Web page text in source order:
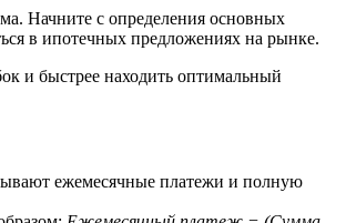
Начните с определения основных
в ипотечных предложениях на рынке.
и быстрее находить оптимальный
ежемесячные платежи и полную